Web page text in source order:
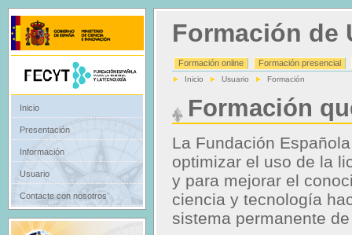
Formación de
Formación online Formación presencial
Inicio Usuario Formación
Formación
La Fundación
optimizar el uso de la
y para mejorar el
ciencia y tecnología
sistema permanente
Inicio
Presentación
Información
Usuario
Contacte con nosotros